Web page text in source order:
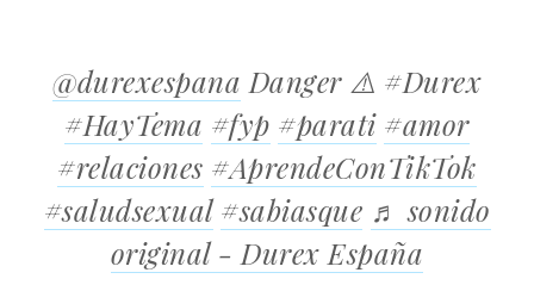
@durexespana Danger ⚠️ #Durex
#HayTema #fyp #parati #amor
#relaciones #AprendeConTikTok
#saludsexual #sabiasque ♬ sonido
original - Durex España